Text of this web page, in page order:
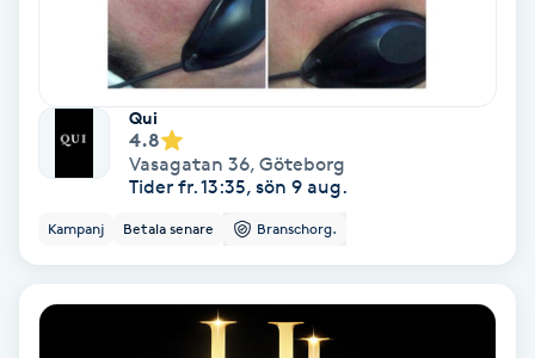
Svettbehandling
Tuina-massage
Taktil massage
Tandläkare
Qui
4.8
Vasagatan 36, Göteborg
Tider fr. 13:35, sön 9 aug.
Kampanj Betala senare Branschorg.